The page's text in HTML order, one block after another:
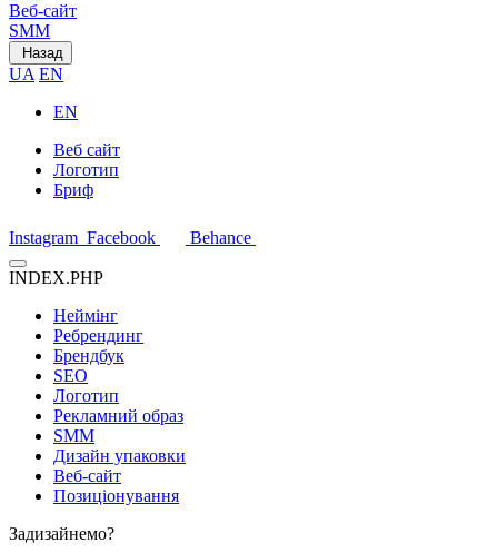
Веб-сайт
SMM
Назад
UA EN
EN
Веб сайт
Логотип
Бриф
Instagram Facebook Behance
INDEX.PHP
Неймінг
Ребрендинг
Брендбук
SEO
Логотип
Рекламний образ
SMM
Дизайн упаковки
Веб-сайт
Позиціонування
Задизайнемо?